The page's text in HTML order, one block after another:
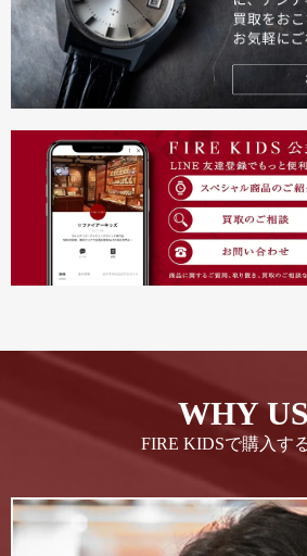
WHY US
FIRE KIDSで購入す